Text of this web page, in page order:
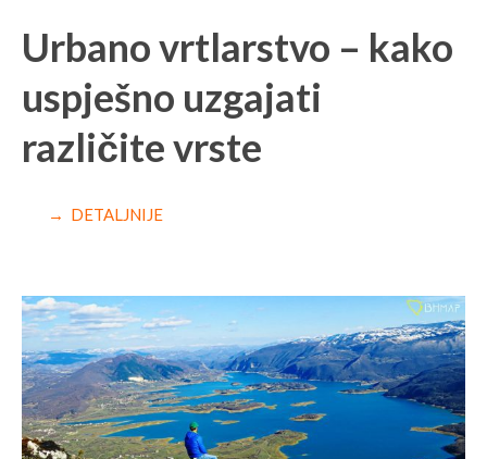
Urbano vrtlarstvo – kako
uspješno uzgajati
različite vrste
→ DETALJNIJE